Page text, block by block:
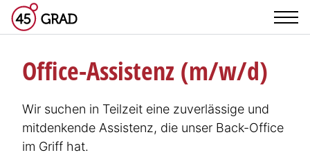
Office-Assistenz (m/w/d)
Wir suchen in Teilzeit eine zuver­lässige und
mitdenkende Assistenz, die unser Back-Office
im Griff hat.